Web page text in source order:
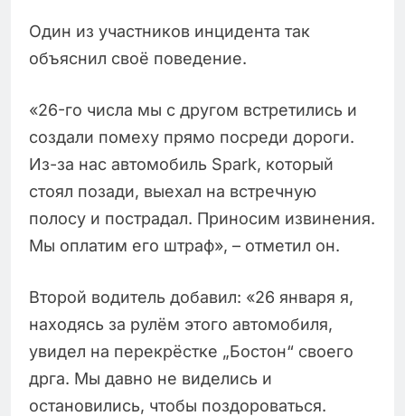
Один из участников инцидента так
объяснил своё поведение.
«26-го числа мы с другом встретились и
создали помеху прямо посреди дороги.
Из-за нас автомобиль Spark, который
стоял позади, выехал на встречную
полосу и пострадал. Приносим извинения.
Мы оплатим его штраф», – отметил он.
Второй водитель добавил: «26 января я,
находясь за рулём этого автомобиля,
увидел на перекрёстке „Бостон“ своего
дрга. Мы давно не виделись и
остановились, чтобы поздороваться.